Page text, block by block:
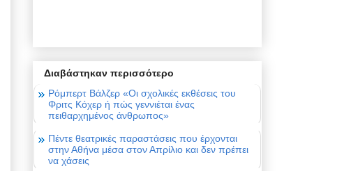
Διαβάστηκαν περισσότερο
Ρόμπερτ Βάλζερ «Οι σχολικές εκθέσεις του
Φριτς Κόχερ ή πώς γεννιέται ένας
πειθαρχημένος άνθρωπος»
Πέντε θεατρικές παραστάσεις που έρχονται
στην Αθήνα μέσα στον Απρίλιο και δεν πρέπει
να χάσεις